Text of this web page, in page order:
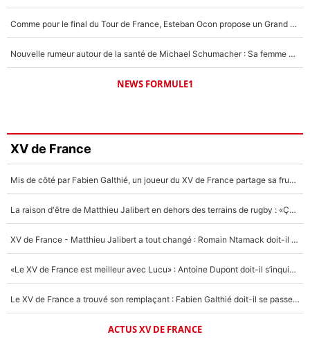
Comme pour le final du Tour de France, Esteban Ocon propose un Grand Prix de Formule 1 à Paris : «Autour de l’Arc de Triomphe, ce serait génial» !
Nouvelle rumeur autour de la santé de Michael Schumacher : Sa femme Corinna sort du silence
NEWS FORMULE1
XV de France
Mis de côté par Fabien Galthié, un joueur du XV de France partage sa frustration : «ils ne me l’ont pas dit tout de suite»
La raison d'être de Matthieu Jalibert en dehors des terrains de rugby : «Ça m'atteint autant que si tu touches à un membre de ma famille»
XV de France - Matthieu Jalibert a tout changé : Romain Ntamack doit-il s’inquiéter pour sa place à un an de la Coupe du monde ?
«Le XV de France est meilleur avec Lucu» : Antoine Dupont doit-il s’inquiéter pour sa place ?
Le XV de France a trouvé son remplaçant : Fabien Galthié doit-il se passer d'Antoine Dupont ?
ACTUS XV DE FRANCE